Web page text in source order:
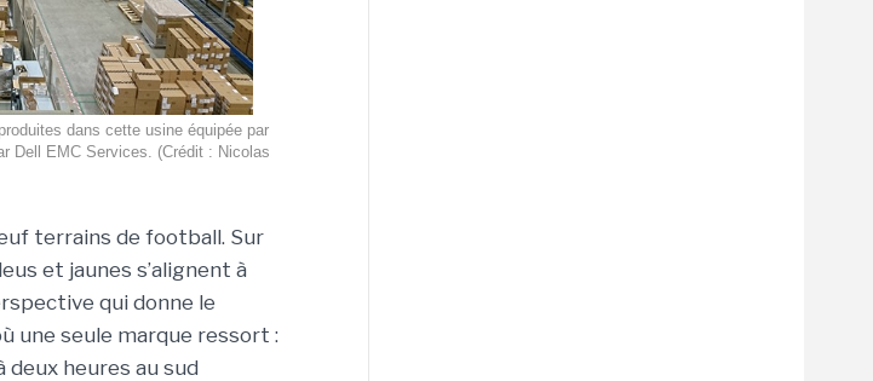
dans cette usine équipée par
Dell EMC Services. (Crédit : Nicolas
terrains de football. Sur
et jaunes s’alignent à
qui donne le
une seule marque ressort :
deux heures au sud